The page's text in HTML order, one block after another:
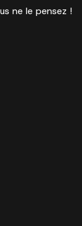
ne le pensez !